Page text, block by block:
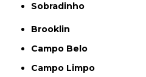
Sobradinho
Brooklin
Campo Belo
Campo Limpo